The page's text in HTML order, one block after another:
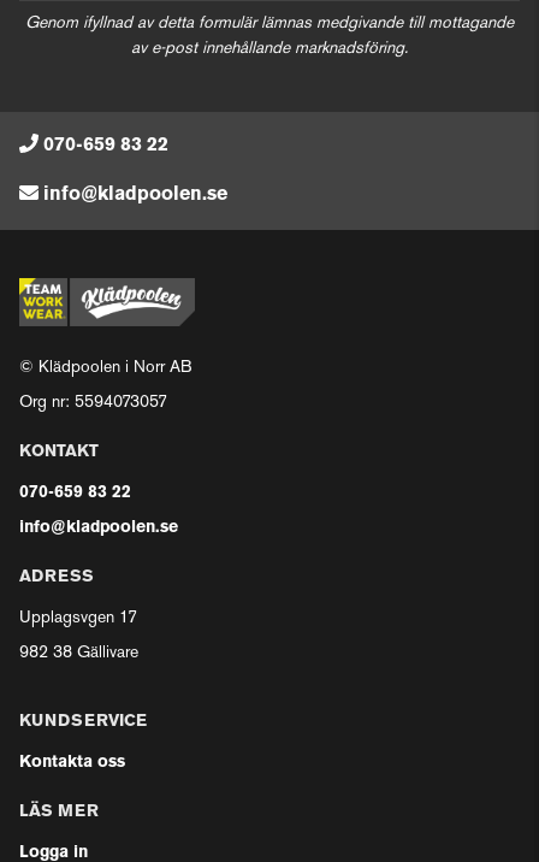
Genom ifyllnad av detta formulär lämnas medgivande till mottagande
av e-post innehållande marknadsföring.
070-659 83 22
info@kladpoolen.se
© Klädpoolen i Norr AB
Org nr: 5594073057
KONTAKT
070-659 83 22
info@kladpoolen.se
ADRESS
Upplagsvgen 17
982 38 Gällivare
KUNDSERVICE
Kontakta oss
LÄS MER
Logga in